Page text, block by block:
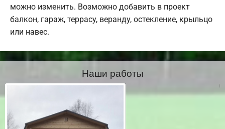
можно изменить. Возможно добавить в проект
балкон, гараж, террасу, веранду, остекление, крыльцо
или навес.
Наши работы